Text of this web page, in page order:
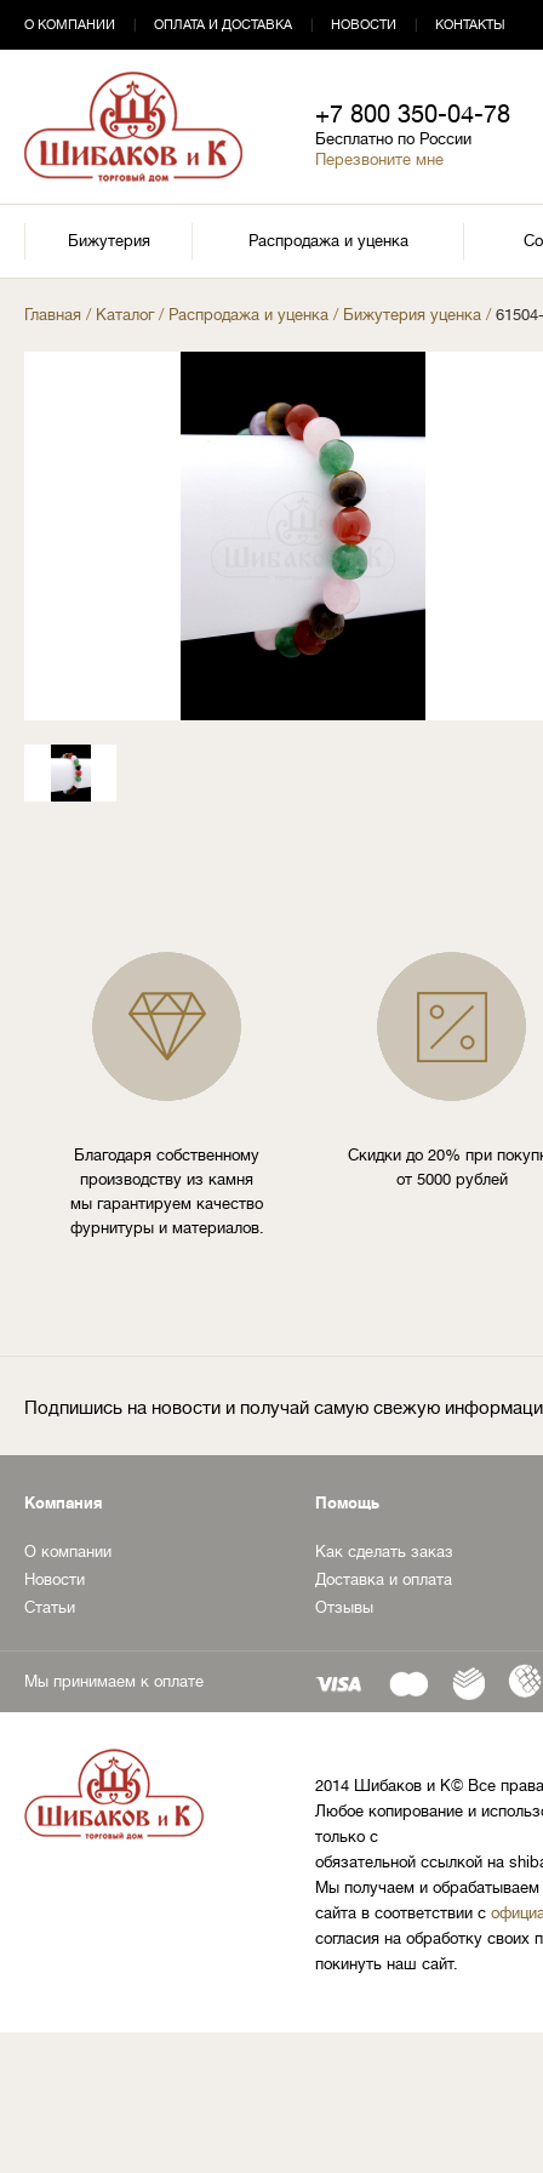
О КОМПАНИИ ОПЛАТА И ДОСТАВКА НОВОСТИ КОНТАКТЫ
+7 800 350-04-78
Бесплатно по России
Перезвоните мне
Бижутерия Распродажа и уценка
Главная / Каталог/ Распродажа и уценка / Бижутерия уценка /
Благодаря собственному
производству из камня
мы гарантируем качество
фурнитуры и материалов.
Скидки до 20% при
от 5000 рублей
Подпишись на новости и получай самую свежую
Компания
О компании
Новости
Статьи
Помощь
Как сделать заказ
Доставка и оплата
Отзывы
Мы принимаем к оплате
2014 Шибаков и К© Все
Любое копирование и
только с
обязательной ссылкой на
Мы получаем и обрабатываем
сайта в соответствии с
согласия на обработку
покинуть наш сайт.